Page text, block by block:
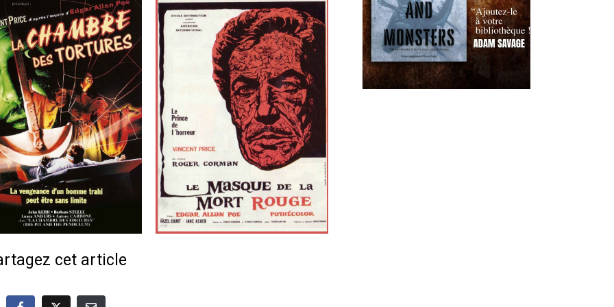
cet article